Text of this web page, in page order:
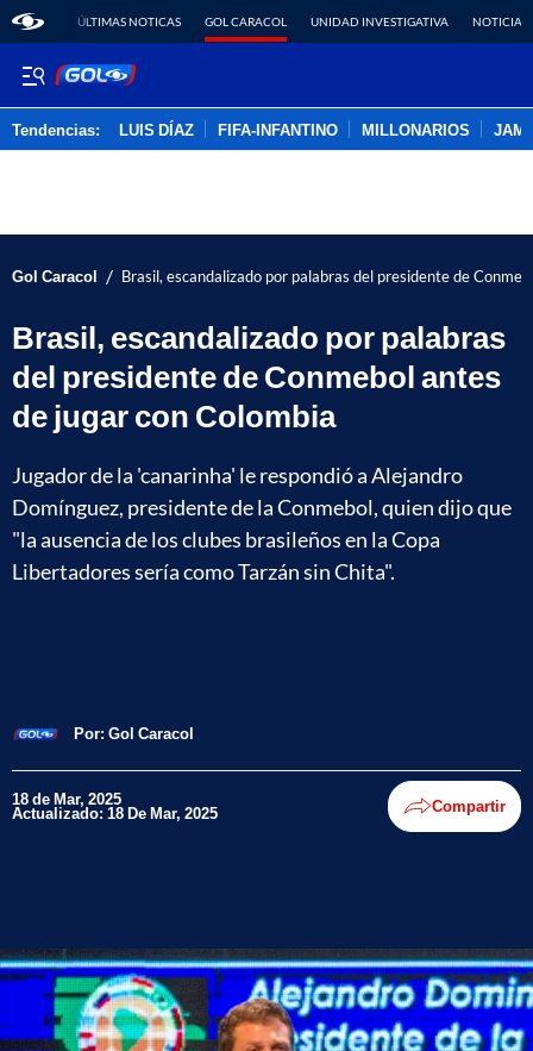
ÚLTIMAS NOTICAS GOL CARACOL UNIDAD INVESTIGATIVA NOTICIAS
Tendencias: LUIS DÍAZ FIFA-INFANTINO MILLONARIOS
Gol Caracol / Brasil, escandalizado por palabras del presidente de
Brasil, escandalizado por palabras
del presidente de Conmebol antes
de jugar con Colombia
Jugador de la 'canarinha' le respondió a Alejandro
Domínguez, presidente de la Conmebol, quien dijo que
"la ausencia de los clubes brasileños en la Copa
Libertadores sería como Tarzán sin Chita".
Por: Gol Caracol
18 de Mar, 2025
Actualizado: 18 De Mar, 2025 Compartir